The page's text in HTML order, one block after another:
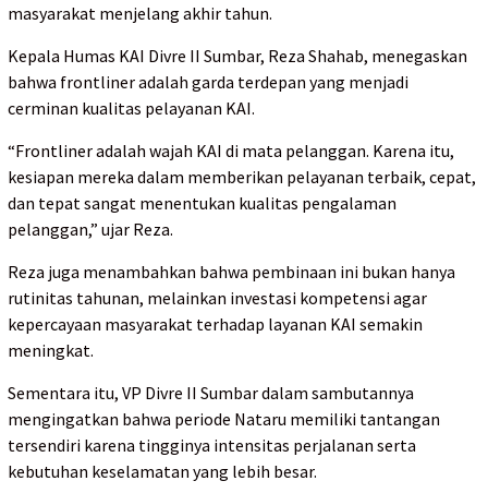
masyarakat menjelang akhir tahun.
Kepala Humas KAI Divre II Sumbar, Reza Shahab, menegaskan
bahwa frontliner adalah garda terdepan yang menjadi
cerminan kualitas pelayanan KAI.
“Frontliner adalah wajah KAI di mata pelanggan. Karena itu,
kesiapan mereka dalam memberikan pelayanan terbaik, cepat,
dan tepat sangat menentukan kualitas pengalaman
pelanggan,” ujar Reza.
Reza juga menambahkan bahwa pembinaan ini bukan hanya
rutinitas tahunan, melainkan investasi kompetensi agar
kepercayaan masyarakat terhadap layanan KAI semakin
meningkat.
Sementara itu, VP Divre II Sumbar dalam sambutannya
mengingatkan bahwa periode Nataru memiliki tantangan
tersendiri karena tingginya intensitas perjalanan serta
kebutuhan keselamatan yang lebih besar.